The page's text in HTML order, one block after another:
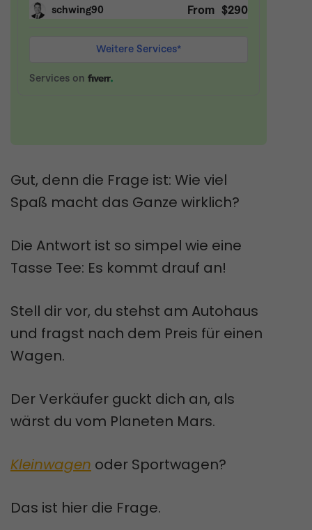
Gut, denn die Frage ist: Wie viel
Spaß macht das Ganze wirklich?
Die Antwort ist so simpel wie eine
Tasse Tee: Es kommt drauf an!
Stell dir vor, du stehst am Autohaus
und fragst nach dem Preis für einen
Wagen.
Der Verkäufer guckt dich an, als
wärst du vom Planeten Mars.
Kleinwagen oder Sportwagen?
Das ist hier die Frage.